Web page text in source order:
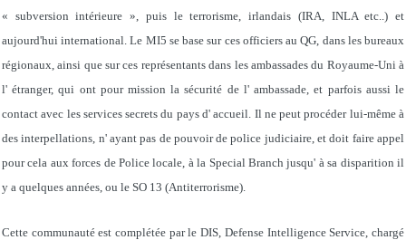
« subversion intérieure », puis le terrorisme, irlandais (IRA, INLA etc..) et
aujourd'hui international. Le MI5 se base sur ces officiers au QG, dans les bureaux
régionaux, ainsi que sur ces représentants dans les ambassades du Royaume-Uni à
l' étranger, qui ont pour mission la sécurité de l' ambassade, et parfois aussi le
contact avec les services secrets du pays d' accueil. Il ne peut procéder lui-même à
des interpellations, n' ayant pas de pouvoir de police judiciaire, et doit faire appel
pour cela aux forces de Police locale, à la Special Branch jusqu' à sa disparition il
y a quelques années, ou le SO 13 (Antiterrorisme).
Cette communauté est complétée par le DIS, Defense Intelligence Service, chargé